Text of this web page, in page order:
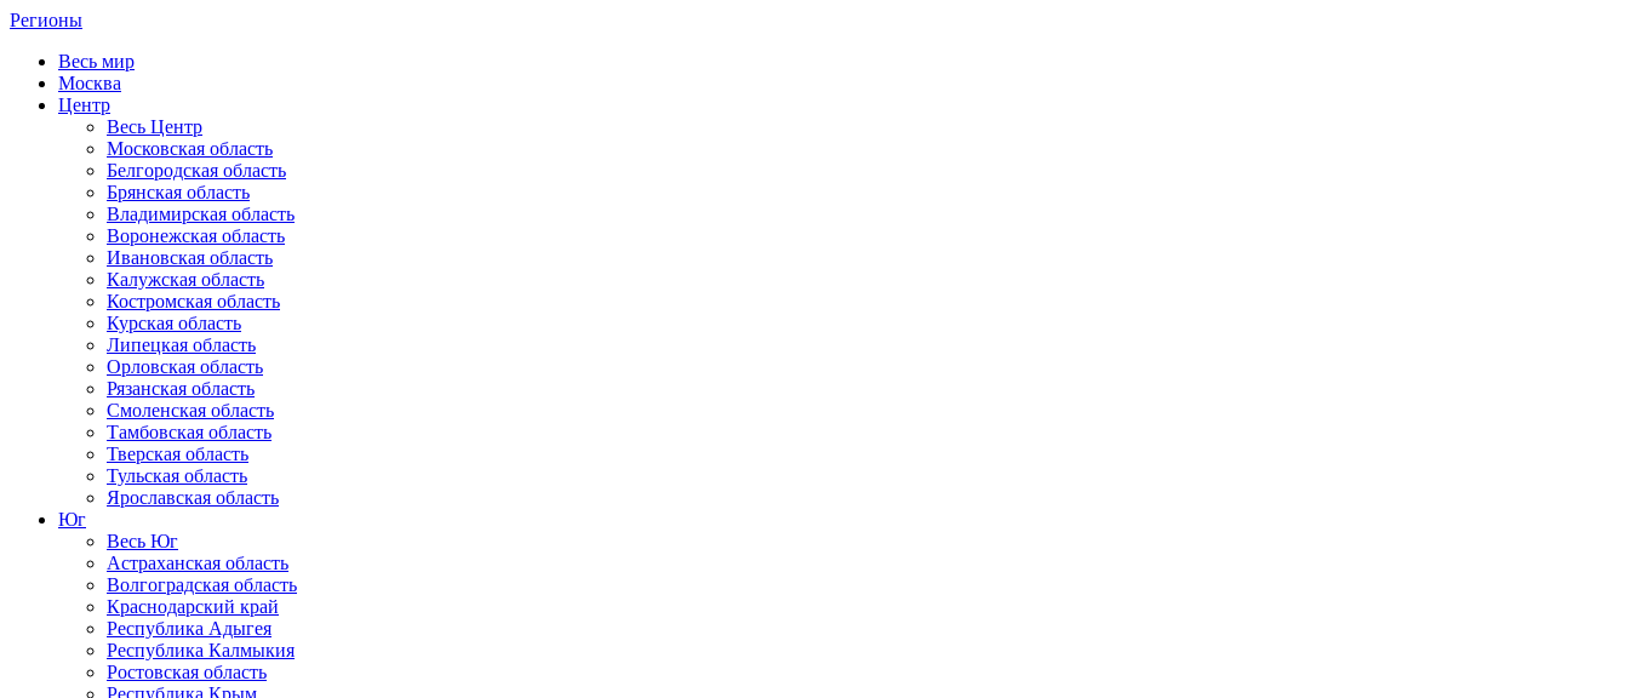
Регионы
Весь мир
Москва
Центр
Весь Центр
Московская область
Белгородская область
Брянская область
Владимирская область
Воронежская область
Ивановская область
Калужская область
Костромская область
Курская область
Липецкая область
Орловская область
Рязанская область
Смоленская область
Тамбовская область
Тверская область
Тульская область
Ярославская область
Юг
Весь Юг
Астраханская область
Волгоградская область
Краснодарский край
Республика Адыгея
Республика Калмыкия
Ростовская область
Республика Крым